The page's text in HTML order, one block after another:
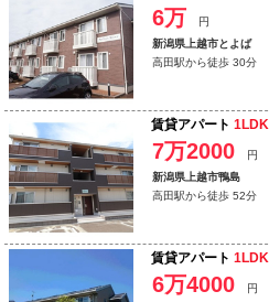
6万
円
新潟県上越市とよば
高田駅から徒歩 30分
賃貸アパート 1LDK
7万2000
円
新潟県上越市鴨島
高田駅から徒歩 52分
賃貸アパート 1LDK
6万4000
円